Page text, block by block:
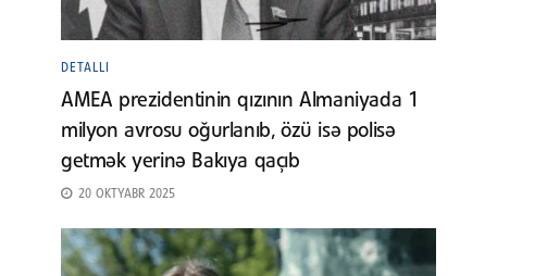
DETALLI
AMEA prezidentinin qızının Almaniyada 1
milyon avrosu oğurlanıb, özü isə polisə
getmək yerinə Bakıya qaçıb
20 OKTYABR 2025